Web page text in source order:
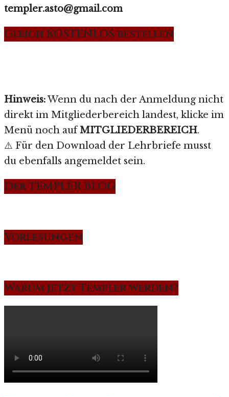
templer.asto@gmail.com
Gleich KOSTENLOS bestellen
Hinweis:Wenn du nach der Anmeldung nicht
direkt im Mitgliederbereich landest, klicke im
Menü noch aufMITGLIEDERBEREICH.
⚠️ Für den Download der Lehrbriefe musst
du ebenfalls angemeldet sein.
Der TEMPLER BLOG
Vorlesungen
Warum jetzt Templer werden?